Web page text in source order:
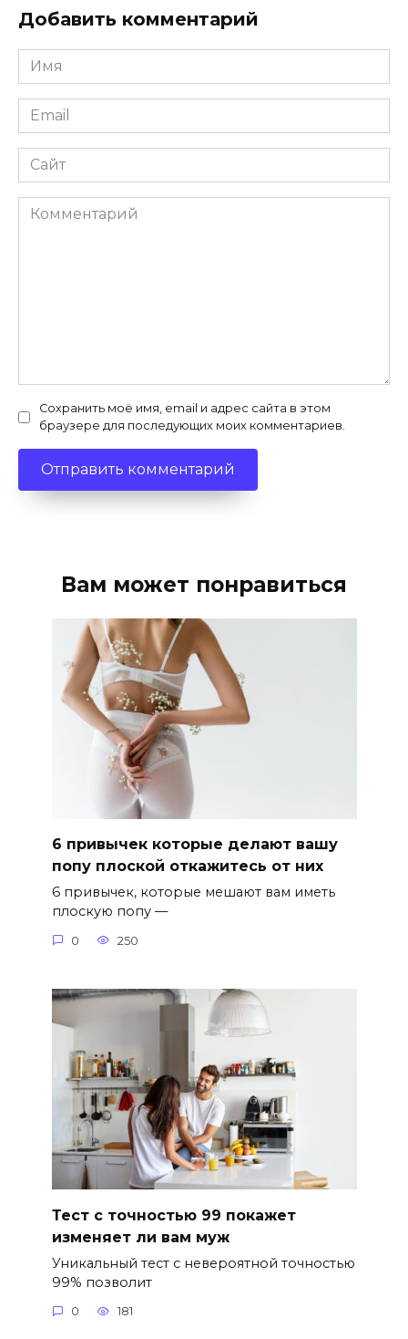
Добавить комментарий
Имя
*
Email
*
Сайт
Комментарий
Сохранить моё имя, email и адрес сайта в этом
браузере для последующих моих комментариев.
Вам может понравиться
6 привычек которые делают вашу
попу плоской откажитесь от них
6 привычек, которые мешают вам иметь
плоскую попу —
0 250
Тест с точностью 99 покажет
изменяет ли вам муж
Уникальный тест с невероятной точностью
99% позволит
0 181